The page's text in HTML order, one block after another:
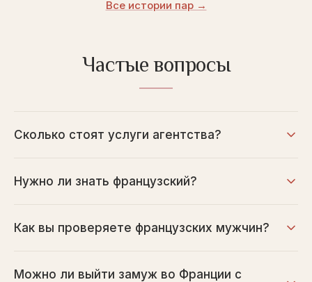
Все истории пар →
Частые вопросы
Сколько стоят услуги агентства?
Нужно ли знать французский?
Как вы проверяете французских мужчин?
Можно ли выйти замуж во Франции с